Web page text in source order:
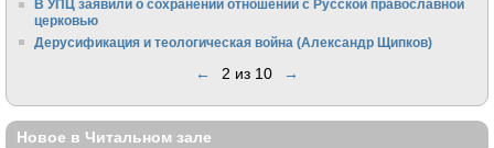
В УПЦ заявили о сохранении отношений с Русской православной
церковью
Дерусификация и теологическая война (Александр Щипков)
← 2 из 10 →
Новое в Читальном зале